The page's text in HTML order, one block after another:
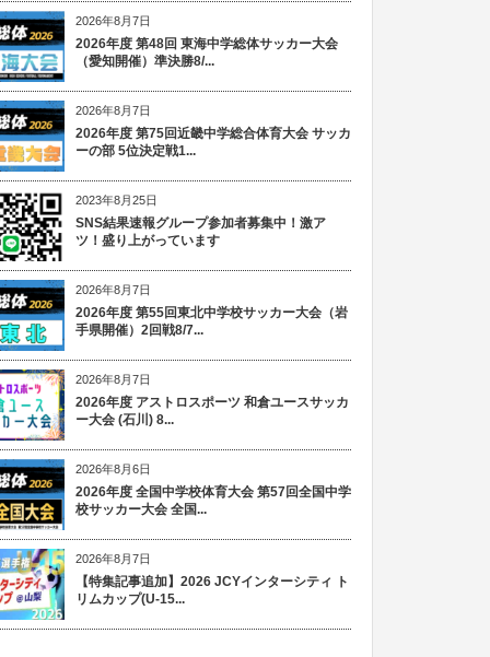
2026年8月7日
2026年度 第48回 東海中学総体サッカー大会
（愛知開催）準決勝8/...
2026年8月7日
2026年度 第75回近畿中学総合体育大会 サッカ
ーの部 5位決定戦1...
2023年8月25日
SNS結果速報グループ参加者募集中！激ア
ツ！盛り上がっています
2026年8月7日
2026年度 第55回東北中学校サッカー大会（岩
手県開催）2回戦8/7...
2026年8月7日
2026年度 アストロスポーツ 和倉ユースサッカ
ー大会 (石川) 8...
2026年8月6日
2026年度 全国中学校体育大会 第57回全国中学
校サッカー大会 全国...
2026年8月7日
【特集記事追加】2026 JCYインターシティ ト
リムカップ(U-15...